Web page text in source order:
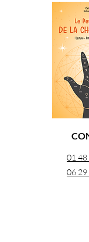
01 48
06 29